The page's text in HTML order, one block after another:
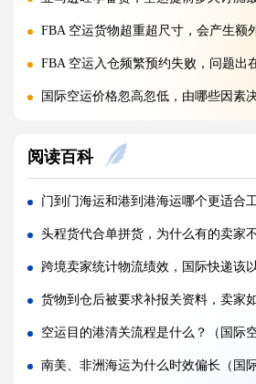
FBA 空运货物超重超尺寸，会产生额外费用吗
FBA 空运入仓频繁预约失败，问题出在哪
国际空运价格忽高忽低，由哪些因素决定?(
黑五圣诞空运爆仓，提前多久锁舱可避开港口长时间排
实木托盘无 IPPC 标识，空运落地除销毁外有哪些整改
空运到仓长期不上架，如何区分物流延误与亚马逊仓内
美仓热门地址，空派派送经常拒收该怎么处理（
海关认定货值偏高征税，有合规申诉减免税费的办法
国际快递包装做错直接破损（跨境发
国际快递虚报货值有什么后果（海关
阅读百科
门到门海运和港到港海运哪个更适合工厂出货
头程货代合单拼货，为什么有的卖家不被牵连有的却整
跨境卖家统计物流绩效，国际快递该以上网时间还是签收时间
货物到仓后被要求补报关资料，卖家如何提前规避这类
空运目的港清关流程是什么？（国际
南美、非洲海运为什么时效偏长（国